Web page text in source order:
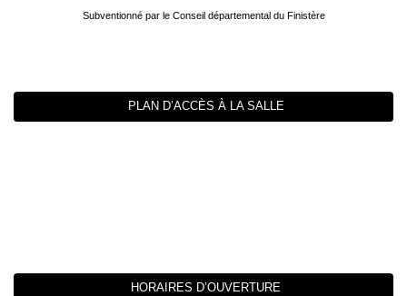
Subventionné par le Conseil départemental du Finistère
PLAN D’ACCÈS À LA SALLE
HORAIRES D’OUVERTURE